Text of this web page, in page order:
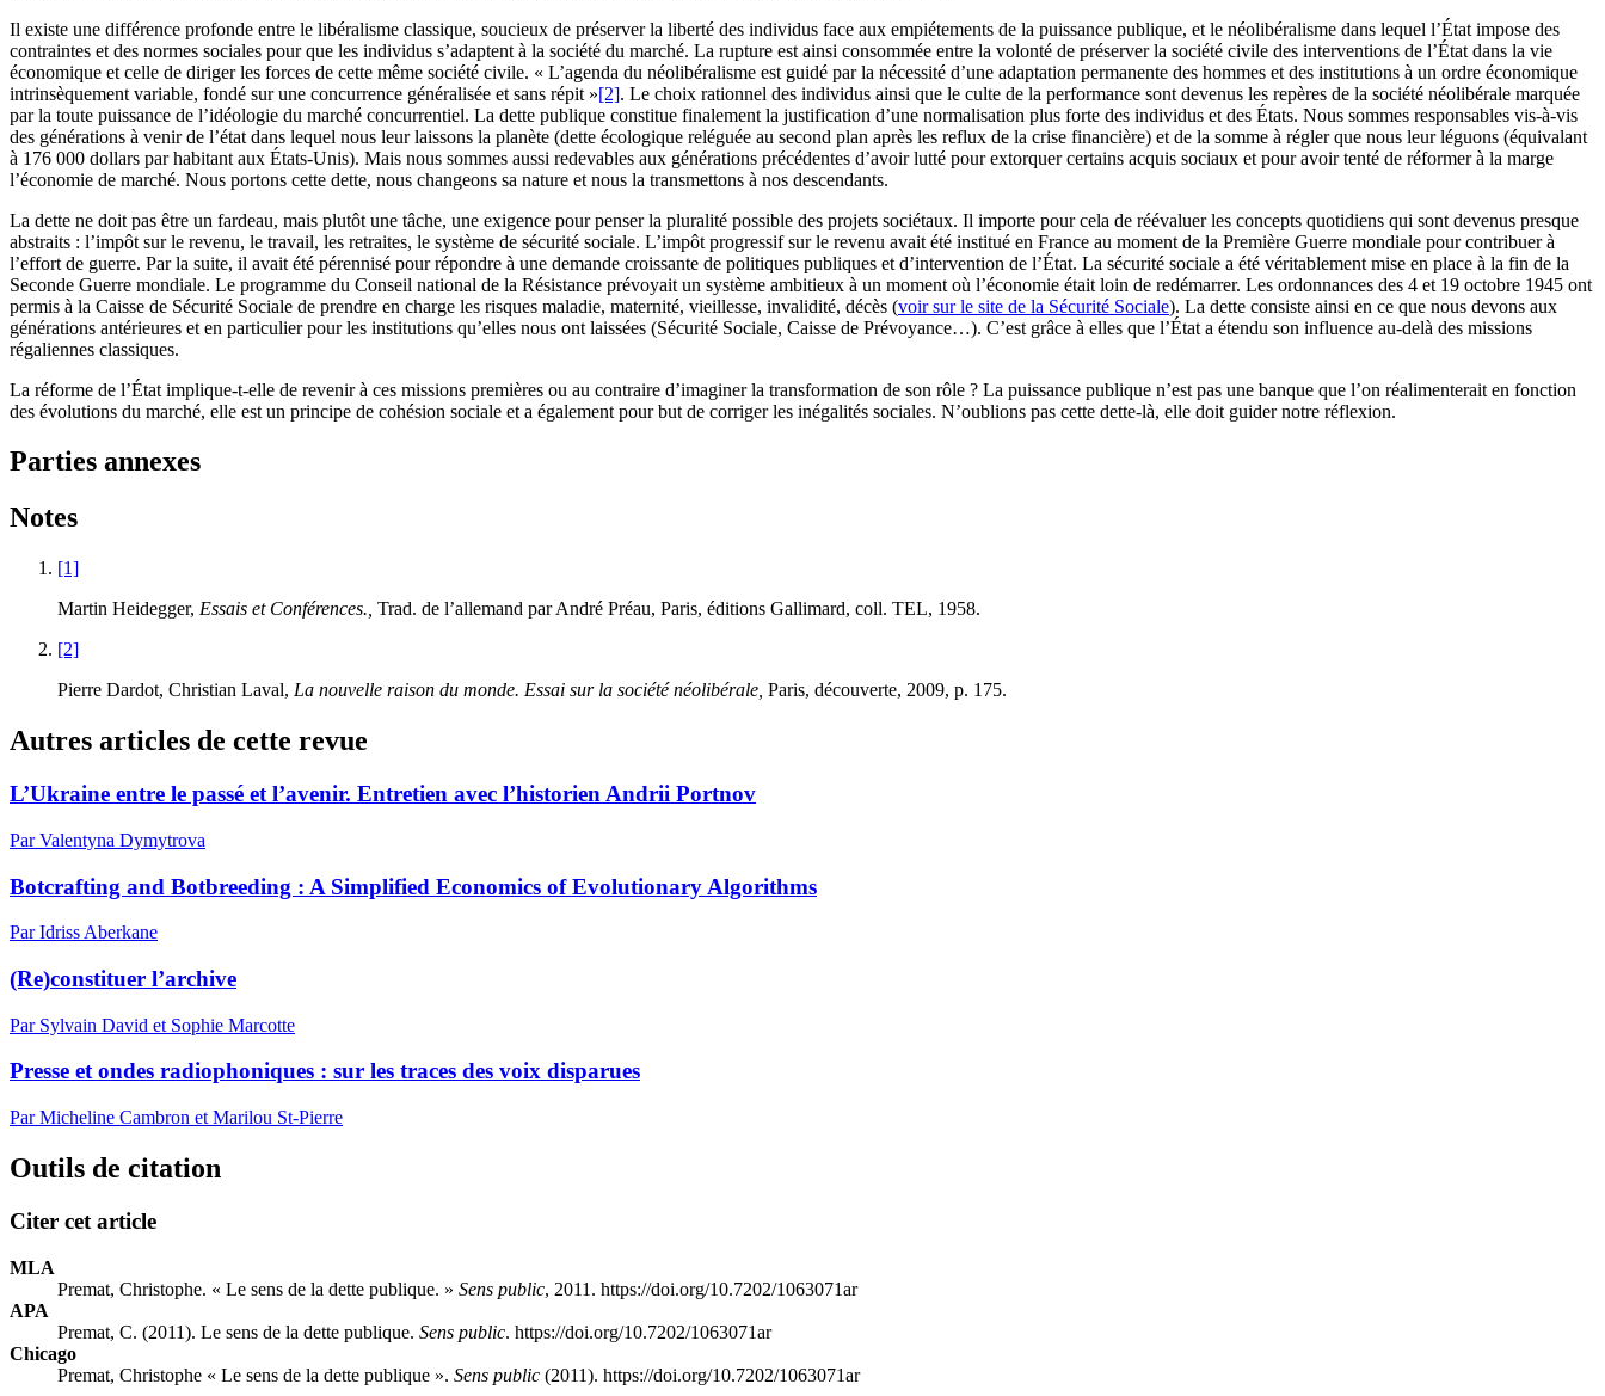
Il existe une différence profonde entre le libéralisme classique, soucieux de préserver la liberté des individus face aux empiétements de la puissance publique, et le néolibéralisme dans lequel l’État impose des
contraintes et des normes sociales pour que les individus s’adaptent à la société du marché. La rupture est ainsi consommée entre la volonté de préserver la société civile des interventions de l’État dans la vie
économique et celle de diriger les forces de cette même société civile. « L’agenda du néolibéralisme est guidé par la nécessité d’une adaptation permanente des hommes et des institutions à un ordre économique
intrinsèquement variable, fondé sur une concurrence généralisée et sans répit »[2]. Le choix rationnel des individus ainsi que le culte de la performance sont devenus les repères de la société néolibérale marquée
par la toute puissance de l’idéologie du marché concurrentiel. La dette publique constitue finalement la justification d’une normalisation plus forte des individus et des États. Nous sommes responsables vis-à-vis
des générations à venir de l’état dans lequel nous leur laissons la planète (dette écologique reléguée au second plan après les reflux de la crise financière) et de la somme à régler que nous leur léguons (équivalant
à 176 000 dollars par habitant aux États-Unis). Mais nous sommes aussi redevables aux générations précédentes d’avoir lutté pour extorquer certains acquis sociaux et pour avoir tenté de réformer à la marge
l’économie de marché. Nous portons cette dette, nous changeons sa nature et nous la transmettons à nos descendants.
La dette ne doit pas être un fardeau, mais plutôt une tâche, une exigence pour penser la pluralité possible des projets sociétaux. Il importe pour cela de réévaluer les concepts quotidiens qui sont devenus presque
abstraits : l’impôt sur le revenu, le travail, les retraites, le système de sécurité sociale. L’impôt progressif sur le revenu avait été institué en France au moment de la Première Guerre mondiale pour contribuer à
l’effort de guerre. Par la suite, il avait été pérennisé pour répondre à une demande croissante de politiques publiques et d’intervention de l’État. La sécurité sociale a été véritablement mise en place à la fin de la
Seconde Guerre mondiale. Le programme du Conseil national de la Résistance prévoyait un système ambitieux à un moment où l’économie était loin de redémarrer. Les ordonnances des 4 et 19 octobre 1945 ont
permis à la Caisse de Sécurité Sociale de prendre en charge les risques maladie, maternité, vieillesse, invalidité, décès (voir sur le site de la Sécurité Sociale). La dette consiste ainsi en ce que nous devons aux
générations antérieures et en particulier pour les institutions qu’elles nous ont laissées (Sécurité Sociale, Caisse de Prévoyance…). C’est grâce à elles que l’État a étendu son influence au-delà des missions
régaliennes classiques.
La réforme de l’État implique-t-elle de revenir à ces missions premières ou au contraire d’imaginer la transformation de son rôle ? La puissance publique n’est pas une banque que l’on réalimenterait en fonction
des évolutions du marché, elle est un principe de cohésion sociale et a également pour but de corriger les inégalités sociales. N’oublions pas cette dette-là, elle doit guider notre réflexion.
Parties annexes
Notes
[1]
Martin Heidegger, Essais et Conférences., Trad. de l’allemand par André Préau, Paris, éditions Gallimard, coll. TEL, 1958.
[2]
Pierre Dardot, Christian Laval, La nouvelle raison du monde. Essai sur la société néolibérale, Paris, découverte, 2009, p. 175.
Autres articles de cette revue
L’Ukraine entre le passé et l’avenir. Entretien avec l’historien Andrii Portnov
Par Valentyna Dymytrova
Botcrafting and Botbreeding : A Simplified Economics of Evolutionary Algorithms
Par Idriss Aberkane
(Re)constituer l’archive
Par Sylvain David et Sophie Marcotte
Presse et ondes radiophoniques : sur les traces des voix disparues
Par Micheline Cambron et Marilou St-Pierre
Outils de citation
Citer cet article
MLA
Premat, Christophe. « Le sens de la dette publique. » Sens public, 2011. https://doi.org/10.7202/1063071ar
APA
Premat, C. (2011). Le sens de la dette publique. Sens public. https://doi.org/10.7202/1063071ar
Chicago
Premat, Christophe « Le sens de la dette publique ». Sens public (2011). https://doi.org/10.7202/1063071ar